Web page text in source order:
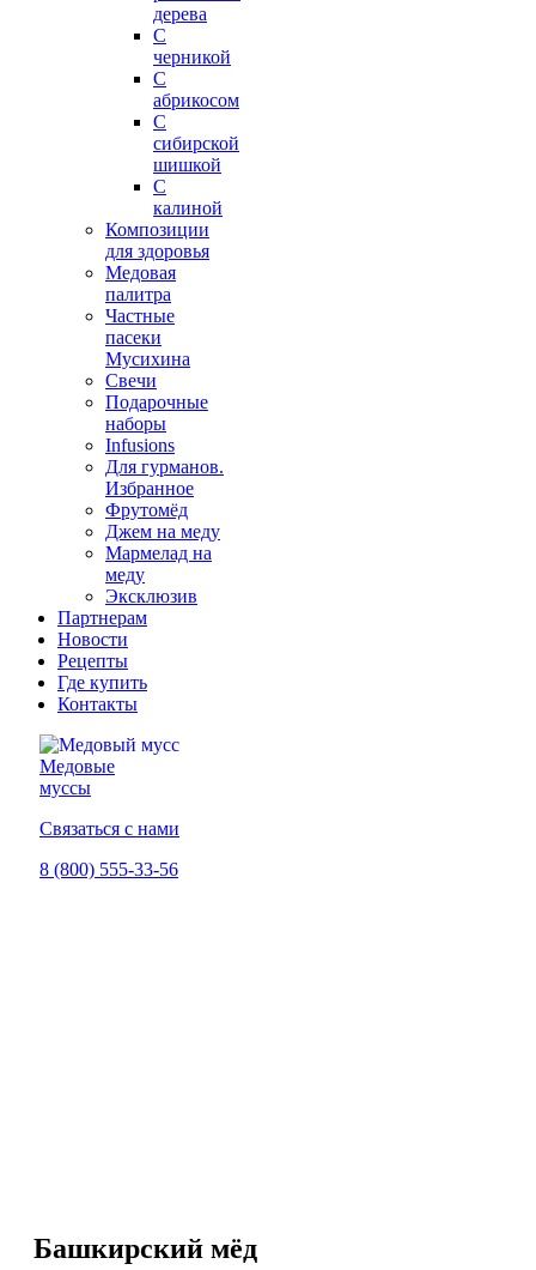
дерева
С
черникой
С
абрикосом
С
сибирской
шишкой
С
калиной
Композиции
для здоровья
Медовая
палитра
Частные
пасеки
Мусихина
Свечи
Подарочные
наборы
Infusions
Для гурманов.
Избранное
Фрутомёд
Джем на меду
Мармелад на
меду
Эксклюзив
Партнерам
Новости
Рецепты
Где купить
Контакты
Медовые
муссы
Связаться с нами
8 (800) 555-33-56
Башкирский мёд